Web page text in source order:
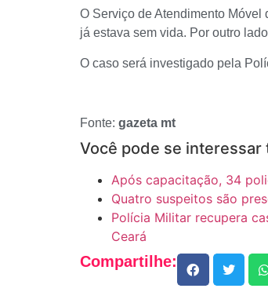
O Serviço de Atendimento
já estava sem vida. Por outro
O caso será investigado pela
Fonte: gazeta mt
Você pode se interessar
Após capacitação, 34
Quatro suspeitos são
Polícia Militar recupera
Ceará
Compartilhe: